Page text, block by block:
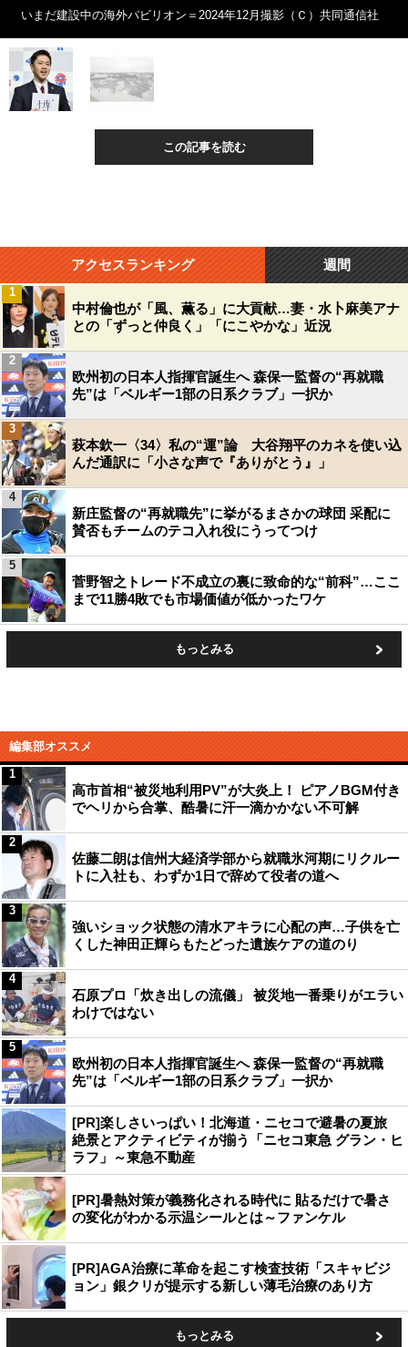
いまだ建設中の海外パビリオン＝2024年12月撮影（Ｃ）共同通信社
この記事を読む
アクセスランキング 週間
中村倫也が「風、薫る」に大貢献…妻・水卜麻美アナ
との「ずっと仲良く」「にこやかな」近況
1
欧州初の日本人指揮官誕生へ 森保一監督の“再就職
先”は「ベルギー1部の日系クラブ」一択か
2
萩本欽一〈34〉私の“運”論 大谷翔平のカネを使い込
んだ通訳に「小さな声で『ありがとう』」
3
新庄監督の“再就職先”に挙がるまさかの球団 采配に
賛否もチームのテコ入れ役にうってつけ
4
菅野智之トレード不成立の裏に致命的な“前科”…ここ
まで11勝4敗でも市場価値が低かったワケ
5
もっとみる
編集部オススメ
高市首相“被災地利用PV”が大炎上！ ピアノBGM付き
でヘリから合掌、酷暑に汗一滴かかない不可解
1
佐藤二朗は信州大経済学部から就職氷河期にリクルー
トに入社も、わずか1日で辞めて役者の道へ
2
強いショック状態の清水アキラに心配の声…子供を亡
くした神田正輝らもたどった遺族ケアの道のり
3
石原プロ「炊き出しの流儀」 被災地一番乗りがエラい
わけではない
4
欧州初の日本人指揮官誕生へ 森保一監督の“再就職
先”は「ベルギー1部の日系クラブ」一択か
5
[PR]楽しさいっぱい！北海道・ニセコで避暑の夏旅
絶景とアクティビティが揃う「ニセコ東急 グラン・ヒ
ラフ」～東急不動産
[PR]暑熱対策が義務化される時代に 貼るだけで暑さ
の変化がわかる示温シールとは～ファンケル
[PR]AGA治療に革命を起こす検査技術「スキャビジ
ョン」銀クリが提示する新しい薄毛治療のあり方
もっとみる